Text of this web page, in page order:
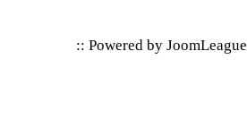
:: Powered byJoomLeague